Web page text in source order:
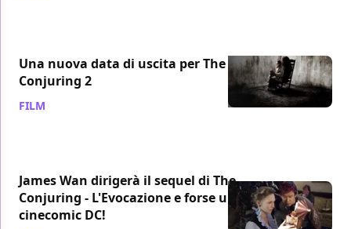
Una nuova data di uscita per The
Conjuring 2
FILM
James Wan dirigerà il sequel di The
Conjuring - L'Evocazione e forse un
cinecomic DC!